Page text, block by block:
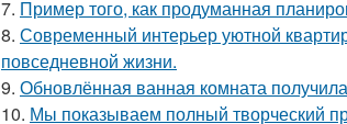
7. Пример того, как продуманная
8. Современный интерьер уютной
повседневной жизни.
9. Обновлённая ванная комната
10. Мы показываем полный творческий